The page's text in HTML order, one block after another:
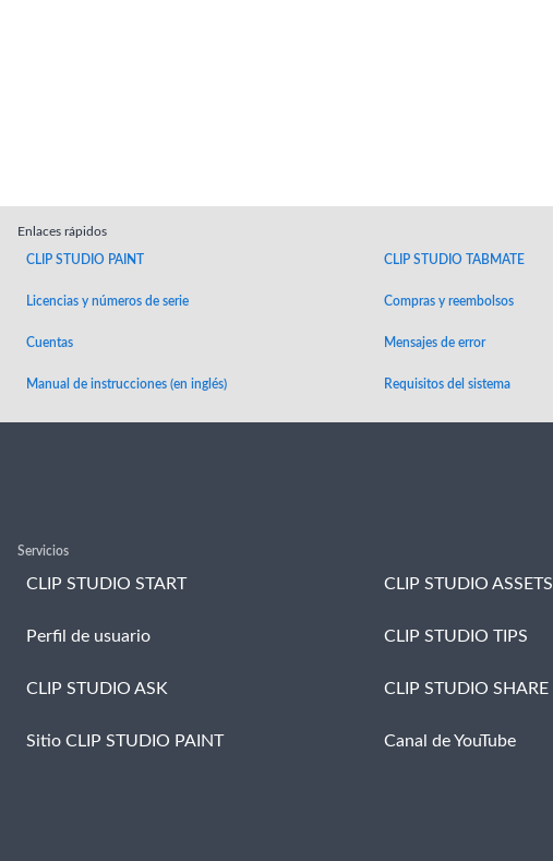
Enlaces rápidos
CLIP STUDIO PAINT CLIP STUDIO TABMATE
Licencias y números de serie Compras y reembolsos
Cuentas Mensajes de error
Manual de instrucciones (en inglés) Requisitos del sistema
Servicios
CLIP STUDIO START CLIP STUDIO ASSETS
Perfil de usuario CLIP STUDIO TIPS
CLIP STUDIO ASK CLIP STUDIO SHARE
Sitio CLIP STUDIO PAINT Canal de YouTube